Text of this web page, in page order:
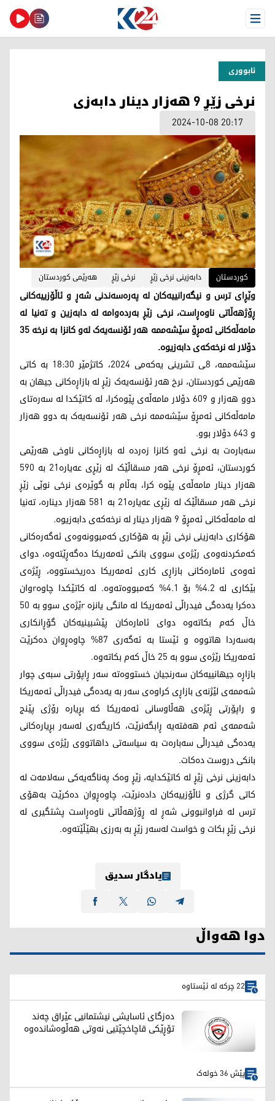
Open Menu
ئابووری
نرخی زێڕ 9 هەزار دینار دابەزی
2024-10-08 20:17
کوردستان دابەزینی نرخی زێڕ نرخی زێڕ هەرێمی کوردستان
وێڕای ترس و نیگەرانییەکان لە پەرەسەندنی شەڕ و ئاڵۆزییەکانی
ڕۆژهەڵاتی ناوەڕاست، نرخی زێڕ بەردەوامە لە دابەزین و تەنیا لە
مامەڵەکانی ئەمڕۆ سێشه‌ممه‌ هەر ئۆنسەیەک لەو کانزا بە نرخە 35
دۆلار لە نرخەکەی دابەزیوە.
سێشه‌ممه‌، 8ـی تشرینی یه‌كه‌می 2024، کاتژمێر 18:30 بە کاتی
هەرێمی کوردستان، نرخ هەر ئۆنسەیەک زێڕ لە بازاڕەکانی جیهان بە
دوو هەزار و 609 دۆلار مامەڵەی پێوەکرا، لە کاتێکدا لە سەرەتای
مامەڵەکانی ئەمڕۆ سێشەممە نرخی هەر ئۆنسەیەک بە دوو هەزار
و 643 دۆلار بوو.
سەبارەت بە نرخی ئەو کانزا زەردە لە بازاڕەکانی ناوخی هەرێمی
کوردستان، ئەمڕۆ نرخی هەر مسقاڵێک لە زێڕی عەیارە21 بە 590
هەزار دینار مامەڵەی پێوە کرا، بەڵام بە گوێرەی نرخی نوێی زێڕ
نرخی هەر مسقاڵێک لە زێڕی عەیارە21 بە 581 هەزار دینارە، تەنیا
لە مامەڵەکانی ئەمڕۆ 9 هەزار دینار لە نرخەکەی دابەزیوە.
هۆکاری دابەزینی نرخی زێڕ بە هۆکاری کەمبوونەوەی ئەگەرەکانی
کەمکردنەوەی رێژەی سووی بانکی ئەمەریکا دەگەڕێتەوە، دوای
ئەوەی ئامارەکانی بازاڕی کاری ئەمەریکا دەریخستووە، ڕێژەی
بێکاری لە 4.2% بۆ 4.1% کەمبووەتەوە. لە کاتێکدا چاوەrوان
دەکرا یەدەگی فیدراڵی ئەمەریکا لە مانگی یانزە rێژەی سوو بە 50
خاڵ کەم بکاتەوە دوای ئامارەکان پێشبینیەکان گۆڕانکاری
بەسەردا هاتووە و ئێستا بە ئەگەری 87% چاوەڕوان دەکرێت
ئەمەریکا رێژەی سوو بە 25 خاڵ کەم بکاتەوە.
بازاڕە جیهانییەکان سەرنجیان خستووەتە سەر ڕاپۆرتی سبەی چوار
شەممەی لێژنەی بازاڕی کراوەی سەر بە یەدەگی فیدراڵی ئەمەریکا
و راپۆرتی ڕێژەی هەڵاوسانی ئەمەریکا کە بڕیارە رۆژی پێنج
شەممەی ئەم هەفتەیە ڕابگەنرێت، کاریگەری لەسەر بڕیارەکانی
یەدەگی فیدراڵی سەبارەت بە سیاسەتی داهاتووی رێژەی سووی
بانکی دروست دەکات.
دابەزینی نرخی زێڕ لە کاتێکدایە، زێڕ وەک پەناگەیەکی سەلامەت لە
کاتی گرژی و ئاڵۆزییەکان دادەنرێت، چاوەڕوان دەکرێت بەهۆی
ترس لە فراوانبوونی شەڕ لە ڕۆژهەڵاتی ناوەڕاست پشتگیری لە
نرخی زێڕ بکات و خواست لەسەر زێڕ بە بەرزی بهێڵێتەوە.
یادگار سدیق
دوا هەواڵ
22 چرکە لە ئێستاوە
دەزگای ئاسایشی نیشتمانیی عێراق چەند
تۆڕێکی قاچاخچێتیی نەوتی هەڵوەشاندەوە
پێش 36 خولەک